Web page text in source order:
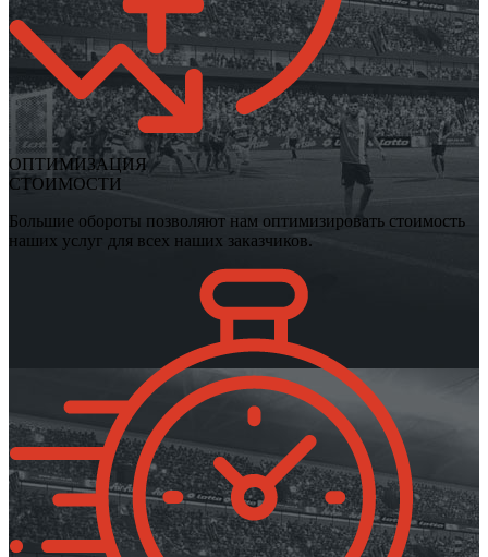
ОПТИМИЗАЦИЯ
СТОИМОСТИ
Большие обороты позволяют нам оптимизировать стоимость
наших услуг для всех наших заказчиков.